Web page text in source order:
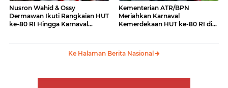
Nusron Wahid & Ossy
Dermawan Ikuti Rangkaian HUT
ke-80 RI Hingga Karnaval
Kementerian ATR/BPN
Meriahkan Karnaval
Kemerdekaan HUT ke-80 RI di
Ke Halaman Berita Nasional